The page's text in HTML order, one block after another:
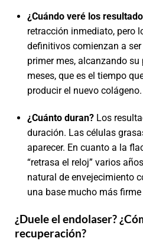
¿Cuándo veré los
retracción inmediato, pero
definitivos comienzan a
primer mes, alcanzando
meses, que es el tiempo
producir el nuevo colágeno.
¿Cuánto duran?Los
duración. Las células
aparecer. En cuanto a la
“retrasa el reloj” varios
natural de envejecimiento
una base mucho más
¿Duele el endolaser?
recuperación?